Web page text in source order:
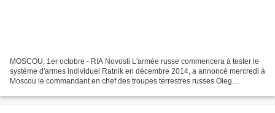
MOSCOU, 1er octobre - RIA Novosti L'armée russe commencera à tester le
système d'armes individuel Ratnik en décembre 2014, a annoncé mercredi à
Moscou le commandant en chef des troupes terrestres russes Oleg